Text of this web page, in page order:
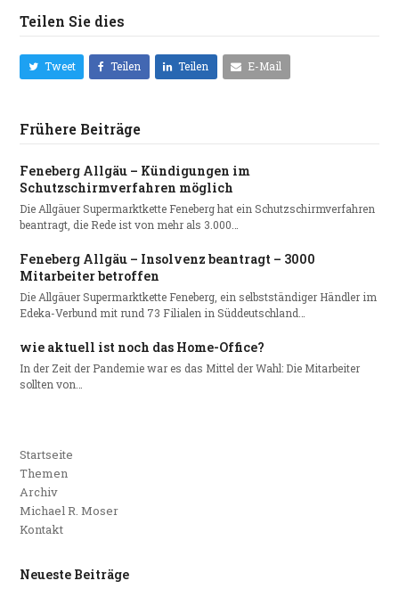
Teilen Sie dies
Tweet Teilen Teilen E-Mail
Frühere Beiträge
Feneberg Allgäu – Kündigungen im
Schutzschirmverfahren möglich
Die Allgäuer Supermarktkette Feneberg hat ein Schutzschirmverfahren
beantragt, die Rede ist von mehr als 3.000…
Feneberg Allgäu – Insolvenz beantragt – 3000
Mitarbeiter betroffen
Die Allgäuer Supermarktkette Feneberg, ein selbstständiger Händler im
Edeka-Verbund mit rund 73 Filialen in Süddeutschland…
wie aktuell ist noch das Home-Office?
In der Zeit der Pandemie war es das Mittel der Wahl: Die Mitarbeiter
sollten von…
Startseite
Themen
Archiv
Michael R. Moser
Kontakt
Neueste Beiträge